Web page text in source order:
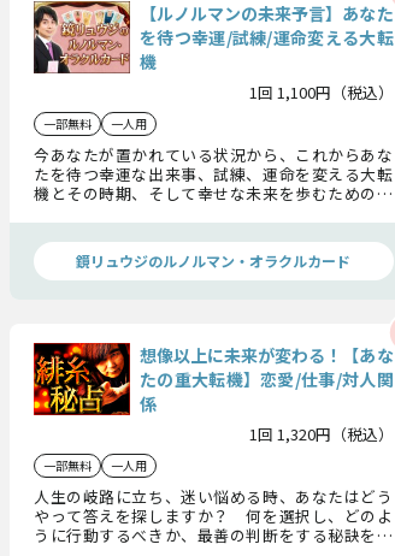
【ルノルマンの未来予言】あなた
を待つ幸運/試練/運命変える大転
機
1回 1,100円（税込）
一部無料 一人用
今あなたが置かれている状況から、これからあな
たを待つ幸運な出来事、試練、運命を変える大転
機とその時期、そして幸せな未来を歩むためのア
鏡リュウジのルノルマン・オラクルカード
想像以上に未来が変わる！【あな
たの重大転機】恋愛/仕事/対人関
係
1回 1,320円（税込）
一部無料 一人用
人生の岐路に立ち、迷い悩める時、あなたはどう
やって答えを探しますか？ 何を選択し、どのよ
うに行動するべきか、最善の判断をする秘訣をお